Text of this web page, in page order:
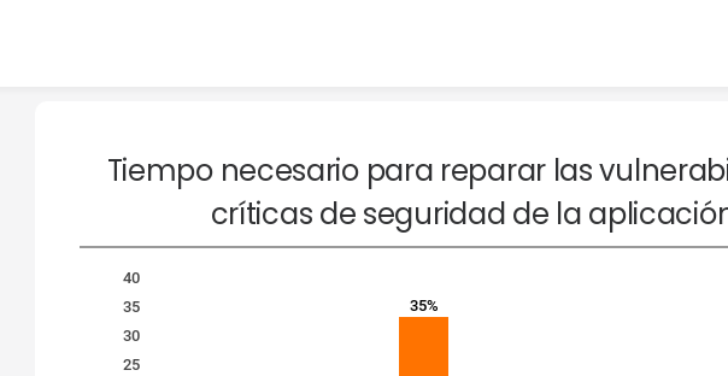
Tiempo necesario para reparar las
críticas de seguridad de la
40
35
30
25
35%